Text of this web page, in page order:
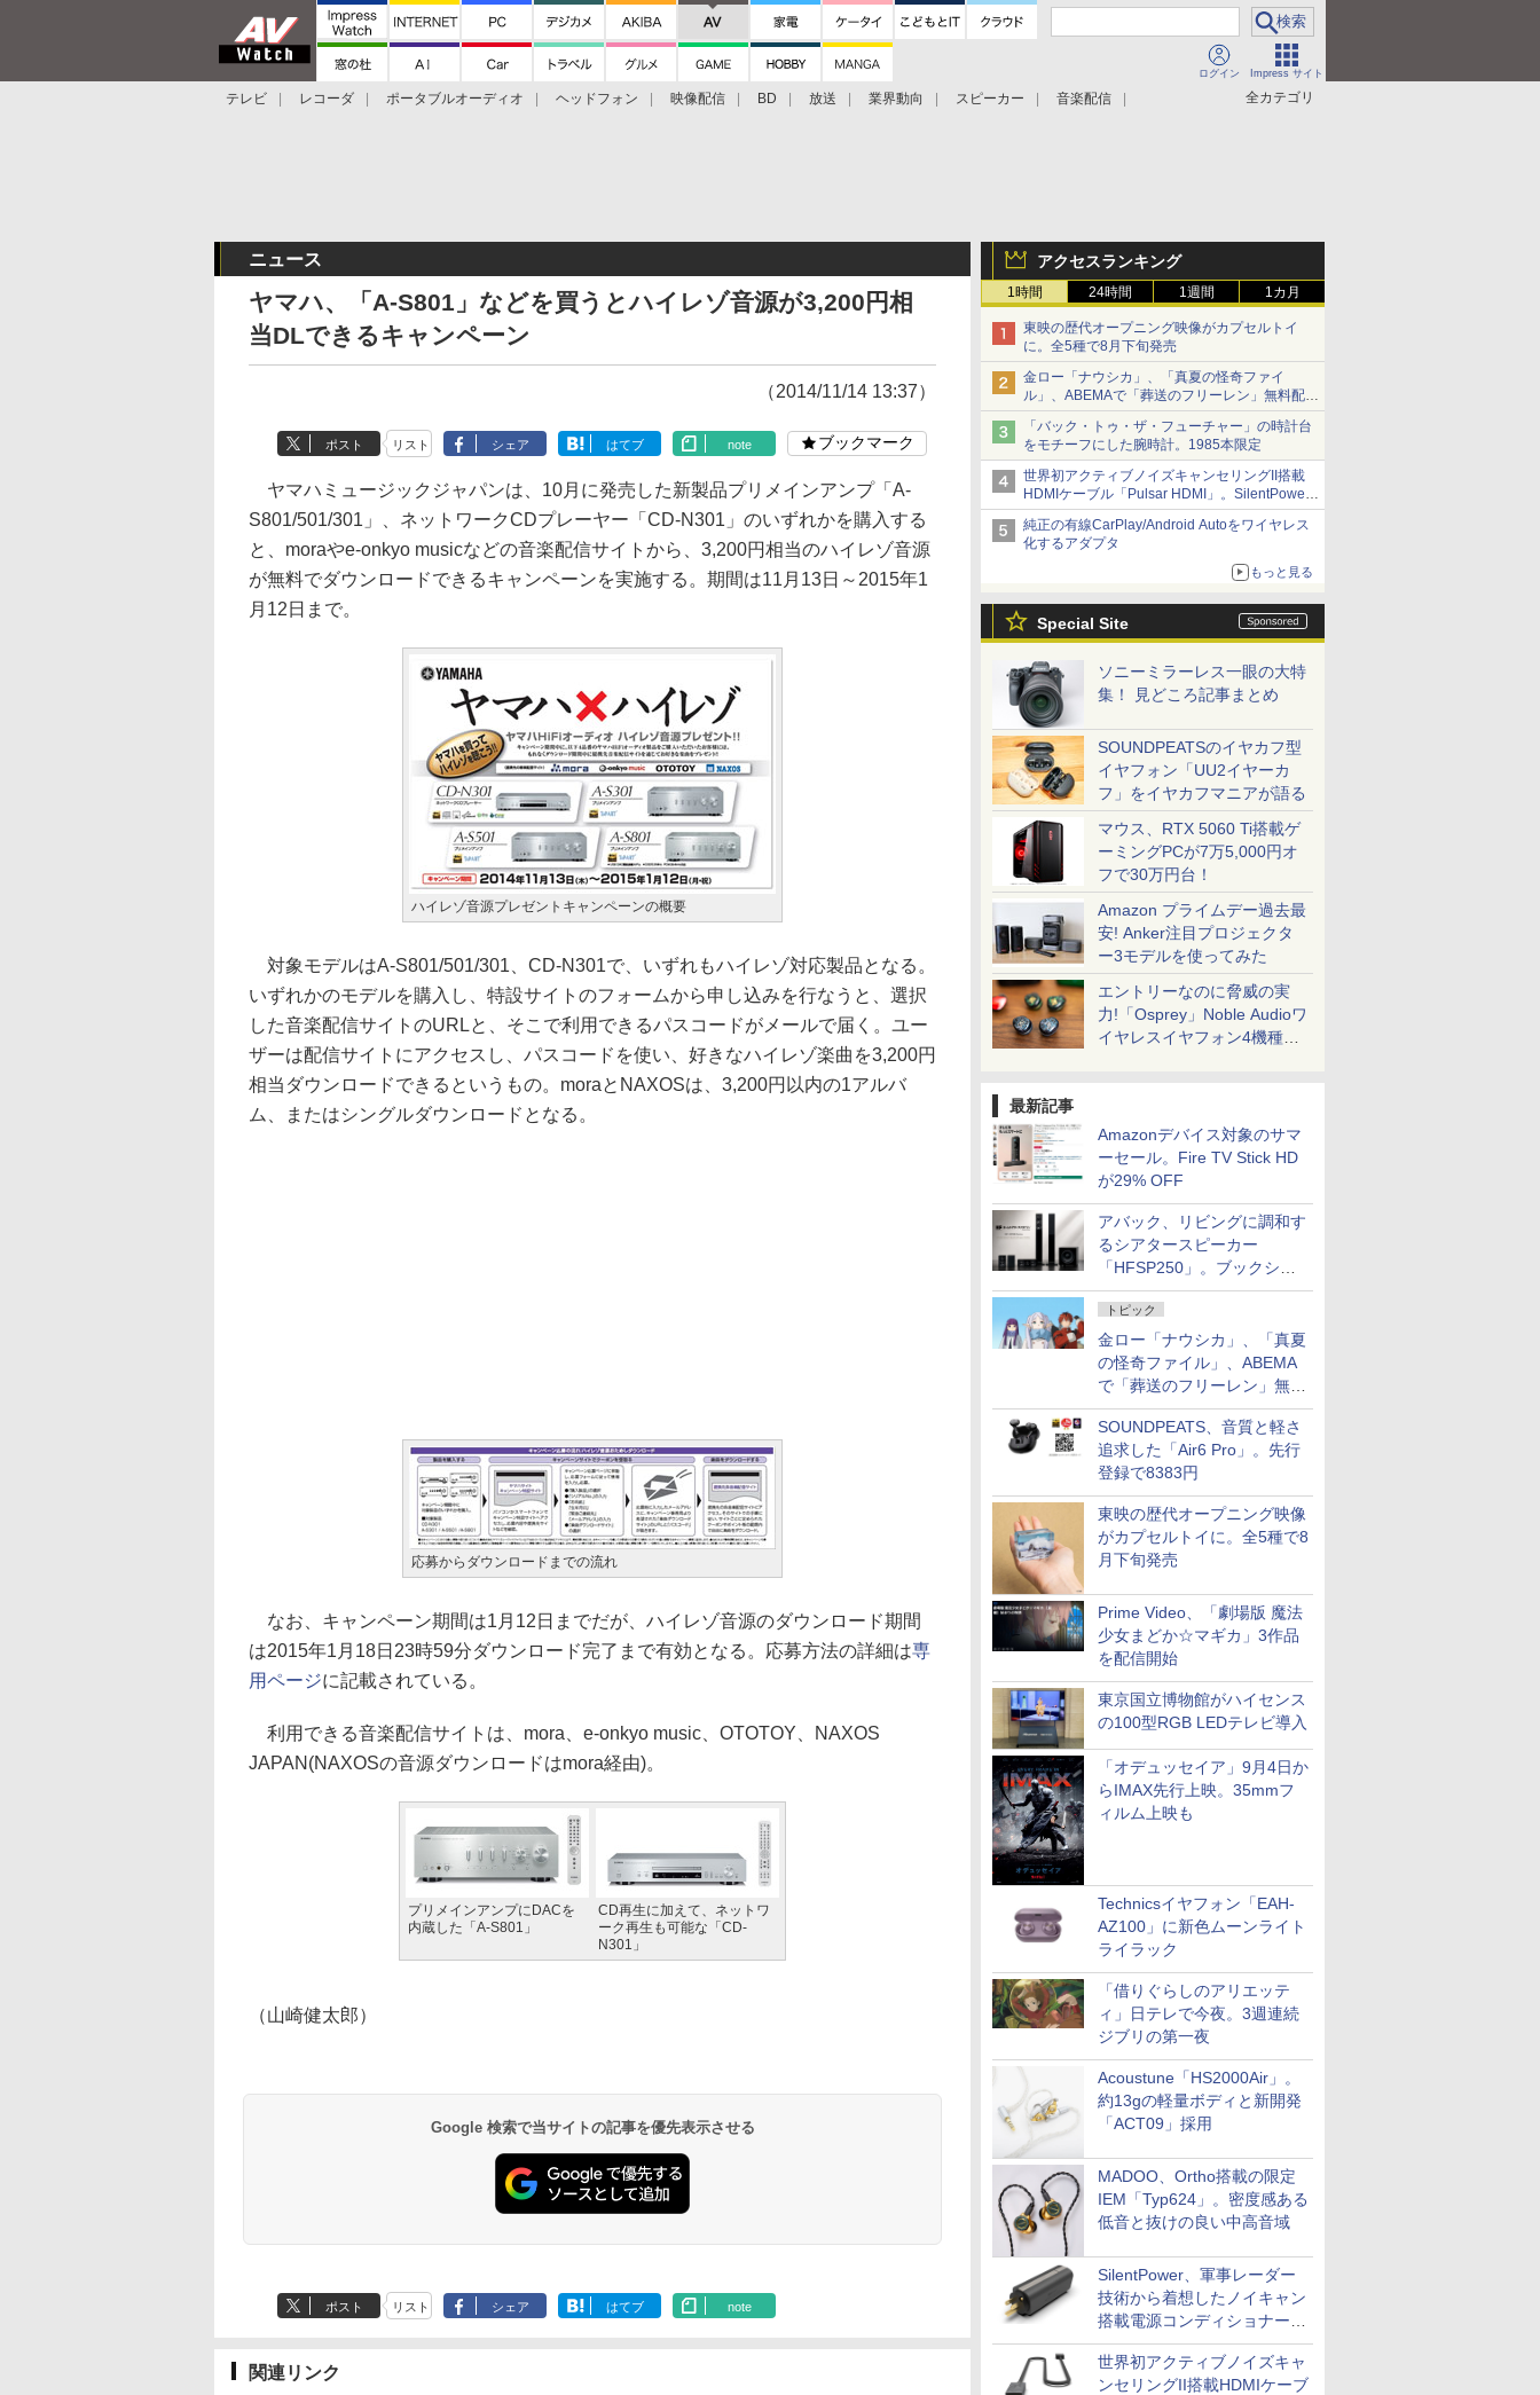
ログイン Impress サイト
全カテゴリ
テレビ レコーダ ポータブルオーディオ ヘッドフォン 映像配信 BD 放送 業界動向 スピーカー
音楽配信
アクセスランキング
1時間 24時間 1週間 1カ月
東映の歴代オープニング映像がカプセルトイ
に。全5種で8月下旬発売
金ロー「ナウシカ」、「真夏の怪奇ファイ
ル」、ABEMAで「葬送のフリーレン」無料配信
など。夏の特番・配信情報
「バック・トゥ・ザ・フューチャー」の時計台
をモチーフにした腕時計。1985本限定
世界初アクティブノイズキャンセリングII搭載
HDMIケーブル「Pulsar HDMI」。SilentPower
から
純正の有線CarPlay/Android Autoをワイヤレス
化するアダプタ
もっと見る
Special Site
ソニーミラーレス一眼の大特
集！ 見どころ記事まとめ
SOUNDPEATSのイヤカフ型
イヤフォン「UU2イヤーカ
フ」をイヤカフマニアが語る
マウス、RTX 5060 Ti搭載ゲ
ーミングPCが7万5,000円オ
フで30万円台！
Amazon プライムデー過去最
安! Anker注目プロジェクタ
ー3モデルを使ってみた
エントリーなのに脅威の実
力!「Osprey」Noble Audioワ
イヤレスイヤフォン4機種を
最新記事
Amazonデバイス対象のサマ
ーセール。Fire TV Stick HD
が29% OFF
アバック、リビングに調和す
るシアタースピーカー
「HFSP250」。ブックシェ
ルフはペア3万円以下
トピック
金ロー「ナウシカ」、「真夏
の怪奇ファイル」、ABEMA
で「葬送のフリーレン」無料
配信など。夏の特番・配信情
報
SOUNDPEATS、音質と軽さ
追求した「Air6 Pro」。先行
登録で8383円
東映の歴代オープニング映像
がカプセルトイに。全5種で8
月下旬発売
Prime Video、「劇場版 魔法
少女まどか☆マギカ」3作品
を配信開始
東京国立博物館がハイセンス
の100型RGB LEDテレビ導入
「オデュッセイア」9月4日か
らIMAX先行上映。35mmフ
ィルム上映も
Technicsイヤフォン「EAH-
AZ100」に新色ムーンライト
ライラック
「借りぐらしのアリエッテ
ィ」日テレで今夜。3週連続
ジブリの第一夜
Acoustune「HS2000Air」。
約13gの軽量ボディと新開発
「ACT09」採用
MADOO、Ortho搭載の限定
IEM「Typ624」。密度感ある
低音と抜けの良い中高音域
SilentPower、軍事レーダー
技術から着想したノイキャン
搭載電源コンディショナー
「AC iPurifier2」
世界初アクティブノイズキャ
ンセリングII搭載HDMIケーブ
ニュース
ヤマハ、「A-S801」などを買うとハイレゾ音源が3,200円相
当DLできるキャンペーン
（2014/11/14 13:37）
ポスト リスト シェア はてブ note ブックマーク
ヤマハミュージックジャパンは、10月に発売した新製品プリメインアンプ「A-
S801/501/301」、ネットワークCDプレーヤー「CD-N301」のいずれかを購入する
と、moraやe-onkyo musicなどの音楽配信サイトから、3,200円相当のハイレゾ音源
が無料でダウンロードできるキャンペーンを実施する。期間は11月13日～2015年1
月12日まで。
ハイレゾ音源プレゼントキャンペーンの概要
対象モデルはA-S801/501/301、CD-N301で、いずれもハイレゾ対応製品となる。
いずれかのモデルを購入し、特設サイトのフォームから申し込みを行なうと、選択
した音楽配信サイトのURLと、そこで利用できるパスコードがメールで届く。ユー
ザーは配信サイトにアクセスし、パスコードを使い、好きなハイレゾ楽曲を3,200円
相当ダウンロードできるというもの。moraとNAXOSは、3,200円以内の1アルバ
ム、またはシングルダウンロードとなる。
応募からダウンロードまでの流れ
なお、キャンペーン期間は1月12日までだが、ハイレゾ音源のダウンロード期間
は2015年1月18日23時59分ダウンロード完了まで有効となる。応募方法の詳細は専
用ページに記載されている。
利用できる音楽配信サイトは、mora、e-onkyo music、OTOTOY、NAXOS
JAPAN(NAXOSの音源ダウンロードはmora経由)。
プリメインアンプにDACを
内蔵した「A-S801」
CD再生に加えて、ネットワ
ーク再生も可能な「CD-
N301」
（山崎健太郎）
Google 検索で当サイトの記事を優先表示させる
ポスト リスト シェア はてブ note
関連リンク